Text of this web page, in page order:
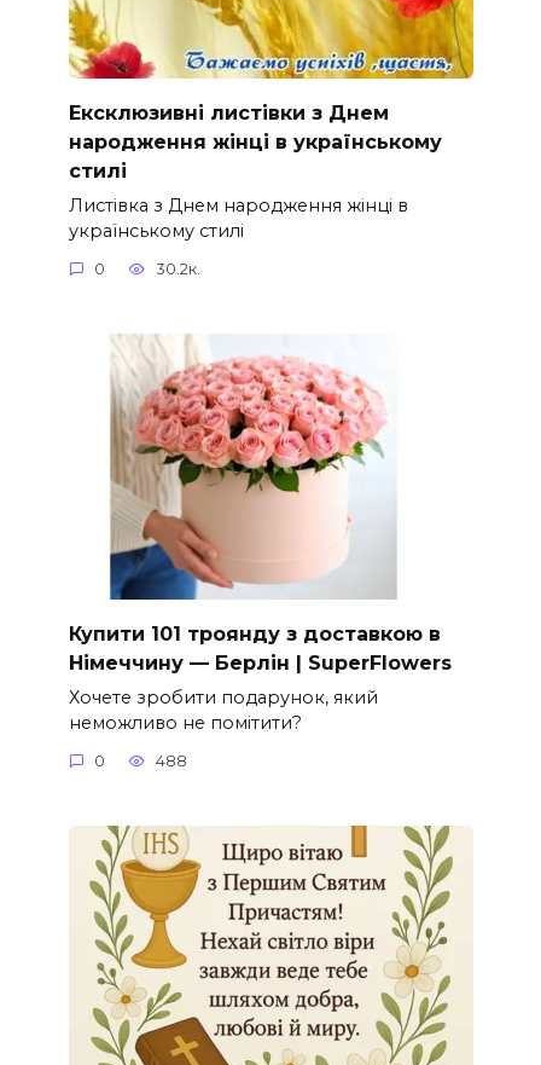
Ексклюзивні листівки з Днем
народження жінці в українському
стилі
Листівка з Днем народження жінці в
українському стилі
0 30.2к.
Купити 101 троянду з доставкою в
Німеччину — Берлін | SuperFlowers
Хочете зробити подарунок, який
неможливо не помітити?
0 488